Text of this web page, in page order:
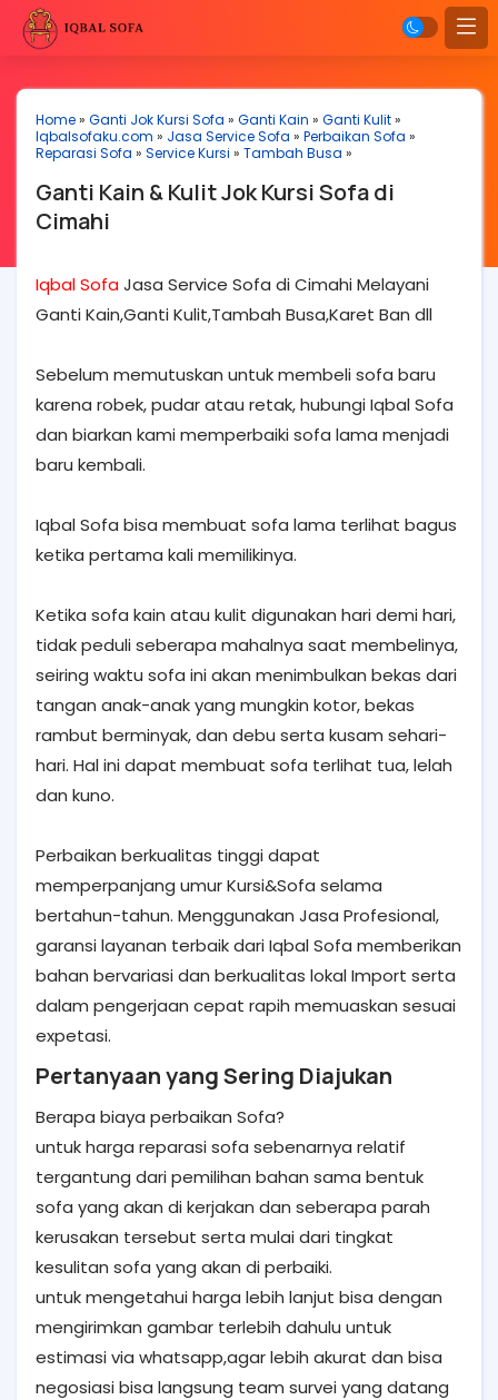
Home» Ganti Jok Kursi Sofa » Ganti Kain » Ganti Kulit»
Iqbalsofaku.com » Jasa Service Sofa » Perbaikan Sofa »
Reparasi Sofa » Service Kursi » Tambah Busa »
Ganti Kain & Kulit Jok Kursi Sofa di
Cimahi
Iqbal SofaJasa Service Sofa di Cimahi Melayani
Ganti Kain,Ganti Kulit,Tambah Busa,Karet Ban dll
Sebelum memutuskan untuk membeli sofa baru
karena robek, pudar atau retak, hubungi Iqbal Sofa
dan biarkan kami memperbaiki sofa lama menjadi
baru kembali.
Iqbal Sofa bisa membuat sofa lama terlihat bagus
ketika pertama kali memilikinya.
Ketika sofa kain atau kulit digunakan hari demi hari,
tidak peduli seberapa mahalnya saat membelinya,
seiring waktu sofa ini akan menimbulkan bekas dari
tangan anak-anak yang mungkin kotor, bekas
rambut berminyak, dan debu serta kusam sehari-
hari. Hal ini dapat membuat sofa terlihat tua, lelah
dan kuno.
Perbaikan berkualitas tinggi dapat
memperpanjang umur Kursi&Sofa selama
bertahun-tahun. Menggunakan Jasa Profesional,
garansi layanan terbaik dari Iqbal Sofa memberikan
bahan bervariasi dan berkualitas lokal Import serta
dalam pengerjaan cepat rapih memuaskan sesuai
expetasi.
Pertanyaan yang Sering Diajukan
Berapa biaya perbaikan Sofa?
untuk harga reparasi sofa sebenarnya relatif
tergantung dari pemilihan bahan sama bentuk
sofa yang akan di kerjakan dan seberapa parah
kerusakan tersebut serta mulai dari tingkat
kesulitan sofa yang akan di perbaiki.
untuk mengetahui harga lebih lanjut bisa dengan
mengirimkan gambar terlebih dahulu untuk
estimasi via whatsapp,agar lebih akurat dan bisa
negosiasi bisa langsung team survei yang datang